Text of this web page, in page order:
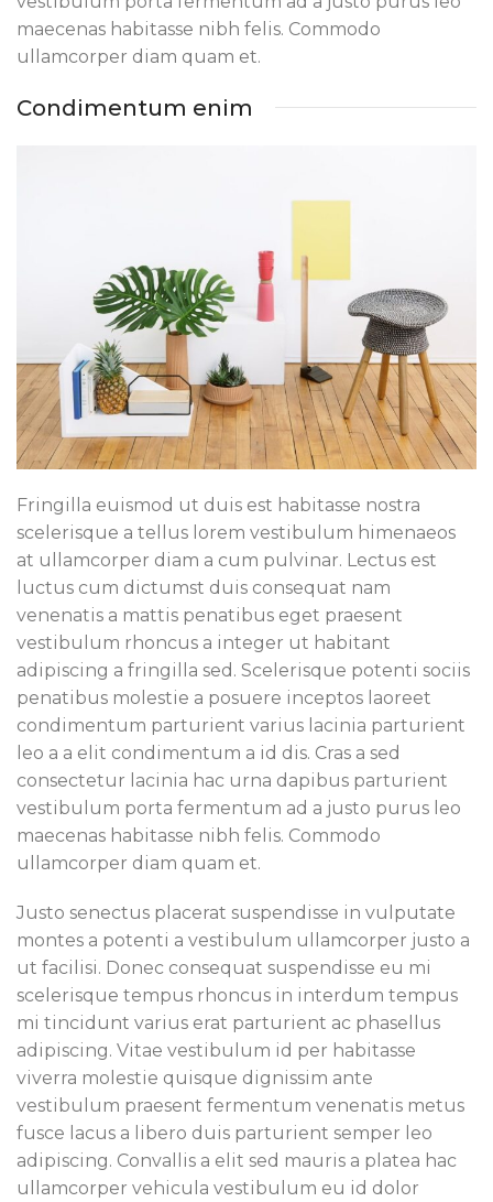
maecenas habitasse nibh felis. Commodo
ullamcorper diam quam et.
Condimentum enim
Fringilla euismod ut duis est habitasse nostra
scelerisque a tellus lorem vestibulum himenaeos
at ullamcorper diam a cum pulvinar. Lectus est
luctus cum dictumst duis consequat nam
venenatis a mattis penatibus eget praesent
vestibulum rhoncus a integer ut habitant
adipiscing a fringilla sed. Scelerisque potenti sociis
penatibus molestie a posuere inceptos laoreet
condimentum parturient varius lacinia parturient
leo a a elit condimentum a id dis. Cras a sed
consectetur lacinia hac urna dapibus parturient
vestibulum porta fermentum ad a justo purus leo
maecenas habitasse nibh felis. Commodo
ullamcorper diam quam et.
Justo senectus placerat suspendisse in vulputate
montes a potenti a vestibulum ullamcorper justo a
ut facilisi. Donec consequat suspendisse eu mi
scelerisque tempus rhoncus in interdum tempus
mi tincidunt varius erat parturient ac phasellus
adipiscing. Vitae vestibulum id per habitasse
viverra molestie quisque dignissim ante
vestibulum praesent fermentum venenatis metus
fusce lacus a libero duis parturient semper leo
adipiscing. Convallis a elit sed mauris a platea hac
ullamcorper vehicula vestibulum eu id dolor